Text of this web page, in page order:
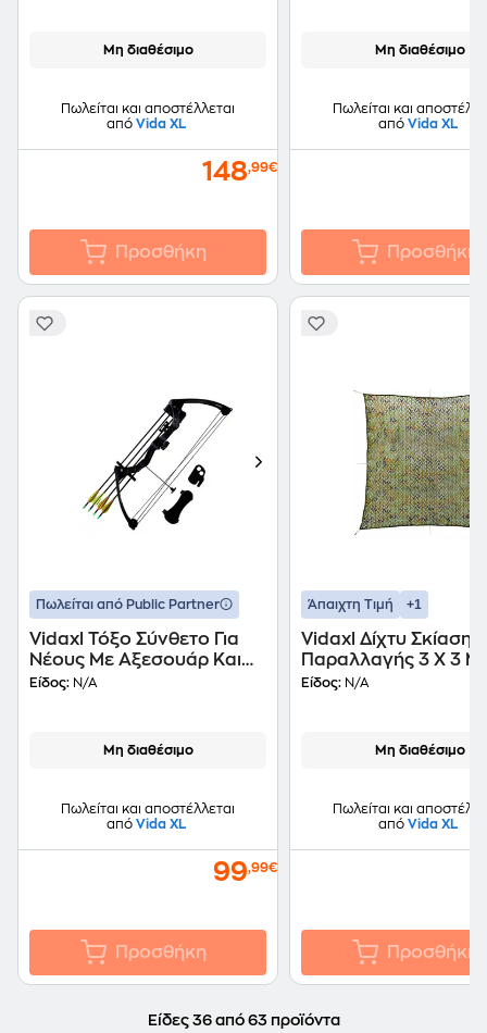
Μη διαθέσιμο
Πωλείται και αποστέλλεται
από Vida XL
148,99€
Προσθήκη
Μη διαθέσιμο
Πωλείται και
από Vida XL
Προσθήκη
Πωλείται από Public Partner
Vidaxl Τόξο Σύνθετο Για
Νέους Με Αξεσουάρ Και
Βέλη Αλουμινίου
Είδος: N/A
Μη διαθέσιμο
Πωλείται και αποστέλλεται
από Vida XL
99,99€
Προσθήκη
Άπαιχτη Τιμή +1
Vidaxl Δίχτυ Σκίασης
Παραλλαγής 3 X 3
Σάκο Αποθήκευσης
Είδος: N/A
Μη διαθέσιμο
Πωλείται και
από Vida XL
Προσθήκη
Είδες 36 από 63 προϊόντα